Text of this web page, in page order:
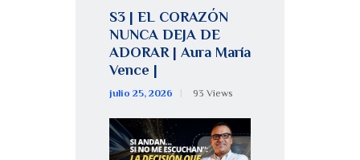
S3 | EL CORAZÓN
NUNCA DEJA DE
ADORAR | Aura María
Vence |
julio 25, 2026 93 Views